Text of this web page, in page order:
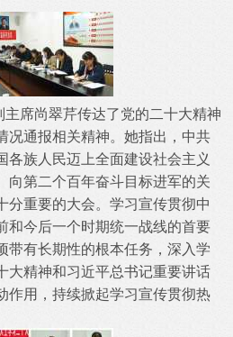
主席尚翠芹传达了党的二十大精神
况通报相关精神。她指出，中共
各族人民迈上全面建设社会主义
向第二个百年奋斗目标进军的关
分重要的大会。学习宣传贯彻中
和今后一个时期统一战线的首要
带有长期性的根本任务，深入学
大精神和习近平总书记重要讲话
作用，持续掀起学习宣传贯彻热